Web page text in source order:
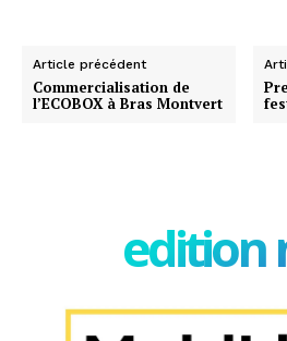
Article précédent
Commercialisation de
l’ECOBOX à Bras Montvert
edition